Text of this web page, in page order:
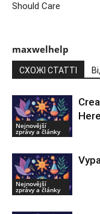
Should Care
maxwelhelp
СХОЖІ СТАТТІ
Nejnovější
zprávy a články
Nejnovější
zprávy a články